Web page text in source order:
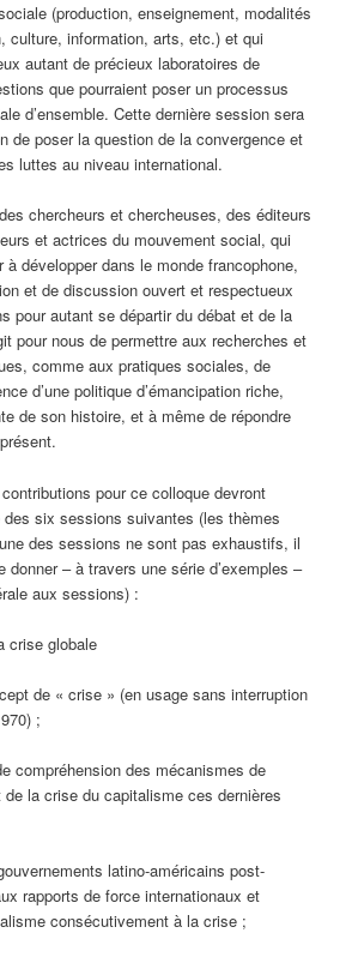
(production, enseignement, modalités
culture, information, arts, etc.) et qui
autant de précieux laboratoires de
que pourraient poser un processus
d’ensemble. Cette dernière session sera
de poser la question de la convergence et
luttes au niveau international.
chercheurs et chercheuses, des éditeurs
et actrices du mouvement social, qui
à développer dans le monde francophone,
et de discussion ouvert et respectueux
pour autant se départir du débat et de la
pour nous de permettre aux recherches et
comme aux pratiques sociales, de
d’une politique d’émancipation riche,
de son histoire, et à même de répondre
pour ce colloque devront
des six sessions suivantes (les thèmes
des sessions ne sont pas exhaustifs, il
donner – à travers une série d’exemples –
aux sessions) :
crise globale
de « crise » (en usage sans interruption
;
compréhension des mécanismes de
de la crise du capitalisme ces dernières
latino-américains post-
rapports de force internationaux et
consécutivement à la crise ;